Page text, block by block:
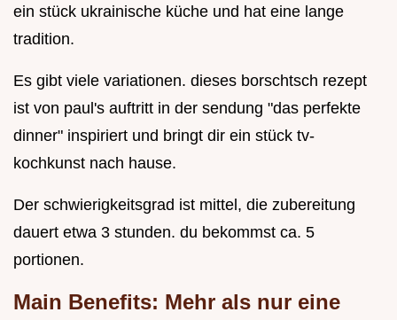
ein stück ukrainische küche und hat eine lange
tradition.
Es gibt viele variationen. dieses borschtsch rezept
ist von paul's auftritt in der sendung "das perfekte
dinner" inspiriert und bringt dir ein stück tv-
kochkunst nach hause.
Der schwierigkeitsgrad ist mittel, die zubereitung
dauert etwa 3 stunden. du bekommst ca. 5
portionen.
Main Benefits: Mehr als nur eine